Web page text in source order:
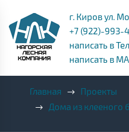
г. Киров ул.
+7 (922)-993-
написать в
написать в
Главная
Проекты
Дома из клееного